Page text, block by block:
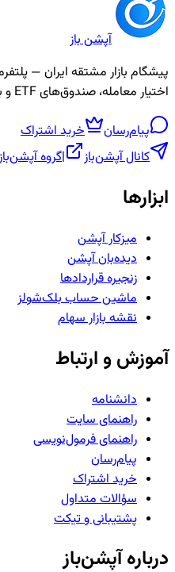
آپشن باز
پیشگام بازار مشتقه ایران —
اختیار معامله، صندوق‌های ETF و بورس کالا.
پیام‌رسان
خرید اشتراک
کانال آپشن‌باز
|گروه
ابزارها
میزکار آپشن
دیده‌بان آپشن
زنجیره قراردادها
ماشین حساب بلک‌شولز
نقشه بازار سهام
آموزش و ارتباط
دانشنامه
راهنمای سایت
راهنمای فرمول‌نویسی
پیام‌رسان
خرید اشتراک
سؤالات متداول
پشتیبانی و تیکت
درباره آپشن‌باز